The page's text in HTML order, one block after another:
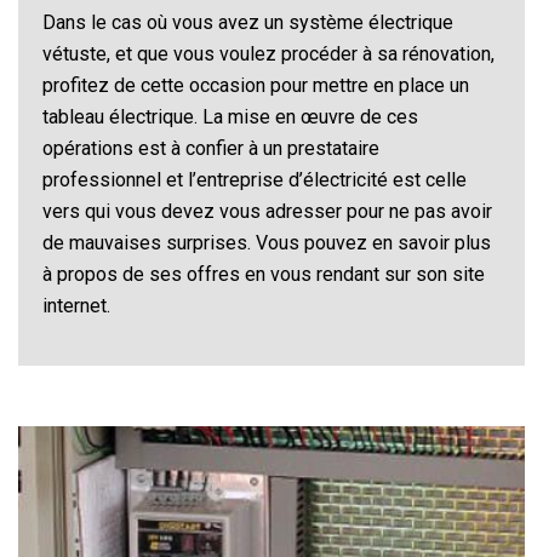
Dans le cas où vous avez un système électrique
vétuste, et que vous voulez procéder à sa rénovation,
profitez de cette occasion pour mettre en place un
tableau électrique. La mise en œuvre de ces
opérations est à confier à un prestataire
professionnel et l’entreprise d’électricité est celle
vers qui vous devez vous adresser pour ne pas avoir
de mauvaises surprises. Vous pouvez en savoir plus
à propos de ses offres en vous rendant sur son site
internet.